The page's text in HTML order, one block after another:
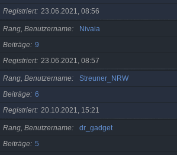
Registriert 23.06.2021, 08:56
Rang, Benutzername
Nivaia
Beiträge 9
Registriert 23.06.2021, 08:57
Rang, Benutzername
Streuner_NRW
Beiträge 6
Registriert 20.10.2021, 15:21
Rang, Benutzername
dr_gadget
Beiträge 5